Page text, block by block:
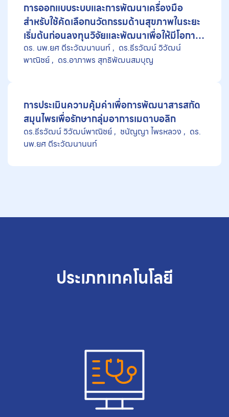
การออกแบบระบบและการพัฒนาเครื่องมือ
สำหรับใช้คัดเลือกนวัตกรรมด้านสุขภาพในระยะ
เริ่มต้นก่อนลงทุนวิจัยและพัฒนาเพื่อให้มีโอกาส
บรรจุเข้าในชุดสิทธิประโยชน์ในระบบหลักประกัน
สุขภาพ
ดร. นพ.ยศ ตีระวัฒนานนท์
พาณิชย์
ดร.อาภาพร สุทธิพัฒนสมบุญ
การประเมินความคุ้มค่าเพื่อการพัฒนาสารสกัด
สมุนไพรเพื่อรักษากลุ่มอาการเมตาบอลิก
ดร.ธีรวัฒน์ วิวัฒน์พาณิชย์ ชนัญญา ไพรหลวง
นพ.ยศ ตีระวัฒนานนท์
ประเภทเทคโนโลยี